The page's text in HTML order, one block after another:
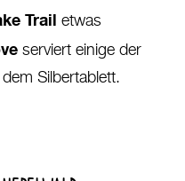
Trail etwas
serviert einige der
Silbertablett.